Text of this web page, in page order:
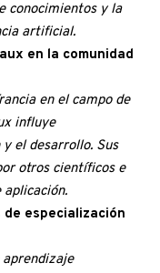
conocimientos y la
artificial.
en la comunidad
en el campo de
influye
el desarrollo. Sus
otros científicos e
de especialización
aprendizaje